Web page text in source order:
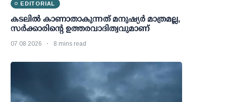
EDITORIAL
കടലിൽ കാണാതാകുന്നത് മനുഷ്യർ മാത്രമല്ല,
സർക്കാരിന്റെ ഉത്തരവാദിത്വവുമാണ്
07 08 2026 8 mins read